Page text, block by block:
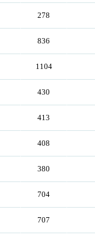
278
836
1104
430
413
408
380
704
707